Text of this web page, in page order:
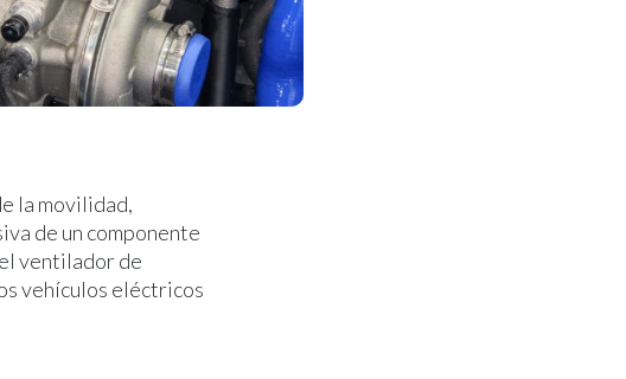
la movilidad,
de un componente
ventilador de
vehículos eléctricos